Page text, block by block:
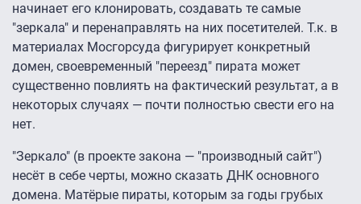
начинает его клонировать, создавать те самые
"зеркала" и перенаправлять на них посетителей. Т.к. в
материалах Мосгорсуда фигурирует конкретный
домен, своевременный "переезд" пирата может
существенно повлиять на фактический результат, а в
некоторых случаях — почти полностью свести его на
нет.
"Зеркало" (в проекте закона — "производный сайт")
несёт в себе черты, можно сказать ДНК основного
домена. Матёрые пираты, которым за годы грубых